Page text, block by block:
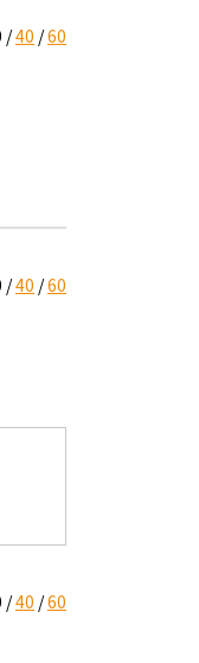
40 60
40 60
40 60